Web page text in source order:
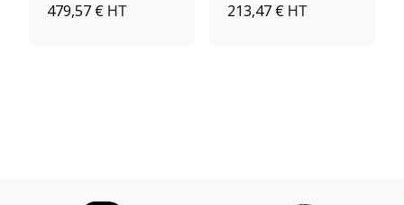
479,57 € HT 213,47 € HT